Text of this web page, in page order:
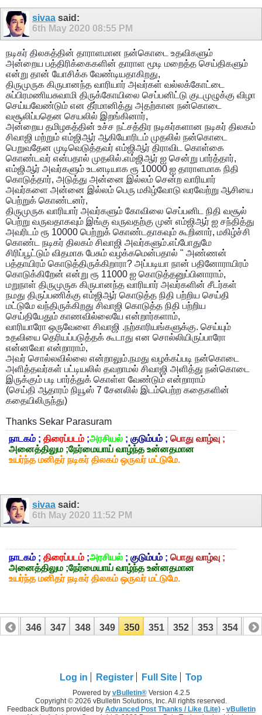
sivaa said:
6th May 2020 08:55 PM
நடிகர் திலகத்தின் தாராளமான நன்கொடை உதவிகளும்
அன்றைய பத்திரிக்கைகளின் தாராள மூடி மறைத்த செய்திகளும்
என்று தான் யோசிக்க வேண்டியதாகிறது,
திருமுருக கிருபானந்த வாரியார் அவர்கள் வல்லக்கோட்டை
சுப்பிரமணியசுவாமி திருக்கோயிலை செப்பனிட்டு குடமுழுக்கு விழா
செய்யவேண்டும் என தீர்மானித்து அதற்கான நன்கொடை
வசூலிப்பதென செயலில் இறங்கினார்,
அன்றைய தமிழகத்தின் உச்ச நட்சத்திர நடிகர்களான நடிகர் திலகம்
சிவாஜி மற்றும் எம்ஜிஆர் ஆகியோரிடம் முதலில் நன்கொடை
பெறுவதேன முடிவெடுத்தவர் எம்ஜிஆர் திராவிட கொள்கை
கொண்டவர் என்பதால் முதலில்.எம்ஜிஆர் ஐ சென்று பார்த்தார்,
எம்ஜிஆர் அவர்களும் உடனடியாக ரூ 10000 ஐ தாராளமாக நிதி
கொடுத்தார், அடுத்து அன்னை இல்லம் சென்ற வாரியார்
அவர்களை அன்னை இல்லம் பெரு மகிழ்வோடு வரவேற்று ஆசியை
பெற்றுக் கொண்டனர்,
திருமுருக வாரியார் அவர்களும் கோவிலை செப்பனிட நிதி வசூல்
பெற்று வருவதாகவும் இங்கு வருவதற்கு முன் எம்ஜிஆர் ஐ சந்தித்து
அவரிடம் ரூ 10000 பெற்றுக் கொண்டதாகவும் கூறினார், மகிழ்ச்சி
கொண்ட நடிகர் திலகம் சிவாஜி அவர்களும்.எப்போதுமே
சிரிப்பூட்டும் விதமாக பேசும் வழக்கமென்பதால் " அண்ணன்
பத்தாயிரம் கொடுத்திருக்கிறாரா? அப்படியா நான் பதினோராயிரம்
கொடுக்கிறேன் என்று ரூ 11000 ஐ கொடுத்தனுப்பினாராம்,
மறுநாள் திருமுருக கிருபானந்த வாரியார் அவர்களின் சீடர்கள்
நமது திருப்பணிக்கு எம்ஜிஆர் கொடுத்த நிதி பற்றிய செய்தி
மட்டுமே வந்திருக்கிறது சிவாஜி கொடுத்த நிதி பற்றிய
செய்தியேதும் காணவில்லையே என்றார்களாம்,
வாரியாரோ ஒருவேளை சிவாஜி .நற்காரியங்களுக்கு. செய்யும்
உதவியை தெரியப்படுத்தக் கூடாது என சொல்லியிருப்பாரோ
என்னவோ என்றாராம்,
அவர் சொல்லவில்லை என்றாலும்.நமது வழக்கப்படி நன்கொடை
அளித்தவர்கள் பட்டியலில் தவறாமல் சிவாஜி அளித்து நன்கொடை
இருக்கும் படி பார்த்துக் கொள்ள வேண்டும் என்றாராம்
(செய்தி ஆதாரம் நியூஸ் 7 சேனலில் இடம்பெற்ற கதைகளின்
கதையிலிருந்து)
Thanks Sekar Parasuram
நாடகம் ; திரைப்படம் ;அரசியல் ; குடும்பம் ; பொது வாழ்வு ;
அனைத்திலும ;நேர்மையாய் வாழ்ந்த உன்னதமான
உயர்ந்த மனிதர் நடிகர் திலகம் ஒருவர் மட்டுமே.
sivaa said:
6th May 2020 11:52 PM
நாடகம் ; திரைப்படம் ;அரசியல் ; குடும்பம் ; பொது வாழ்வு ;
அனைத்திலும ;நேர்மையாய் வாழ்ந்த உன்னதமான
உயர்ந்த மனிதர் நடிகர் திலகம் ஒருவர் மட்டுமே.
345 346 347 348 349 350 351 352 353 354 355
Log in Register Full Site Top
Powered by vBulletin®Version 4.2.5
Copyright © 2026 vBulletin Solutions, Inc. All rights reserved.
Feedback Buttons provided by Advanced Post Thanks / Like (Lite)- vBulletin